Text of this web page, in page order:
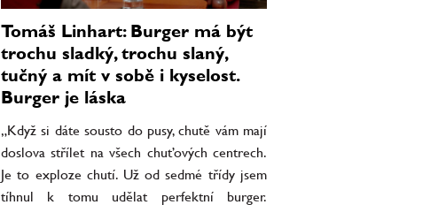
Tomáš Linhart: Burger má být
trochu sladký, trochu slaný,
tučný a mít v sobě i kyselost.
Burger je láska
„Když si dáte sousto do pusy, chutě vám mají
doslova střílet na všech chuťových centrech.
Je to exploze chutí. Už od sedmé třídy jsem
tíhnul k tomu udělat perfektní burger.